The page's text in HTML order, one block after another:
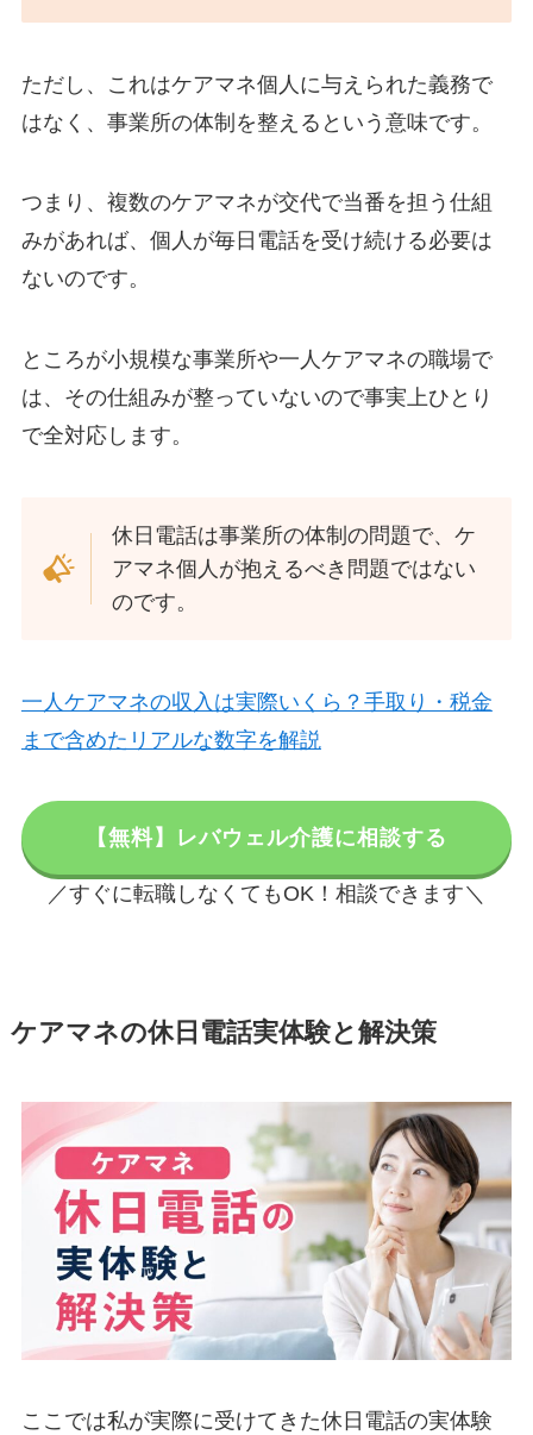
ただし、これはケアマネ個人に与えられた義務で
はなく、事業所の体制を整えるという意味です。
つまり、複数のケアマネが交代で当番を担う仕組
みがあれば、個人が毎日電話を受け続ける必要は
ないのです。
ところが小規模な事業所や一人ケアマネの職場で
は、その仕組みが整っていないので事実上ひとり
で全対応します。
休日電話は事業所の体制の問題で、ケ
アマネ個人が抱えるべき問題ではない
のです。
一人ケアマネの収入は実際いくら？手取り・税金
まで含めたリアルな数字を解説
【無料】レバウェル介護に相談する
／すぐに転職しなくてもOK！相談できます＼
ケアマネの休日電話実体験と解決策
ここでは私が実際に受けてきた休日電話の実体験